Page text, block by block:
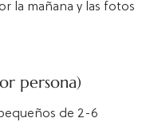
la mañana y las fotos
persona)
de 2-6